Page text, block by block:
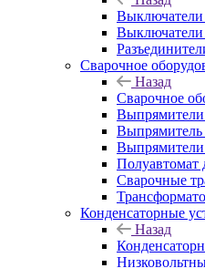
Выключатели
Выключатели
Сварочное
Назад
Сварочное
Выпрямители
Выпрямитель
Выпрямители
Полуавтомат
Сварочные
Конденсаторные
Назад